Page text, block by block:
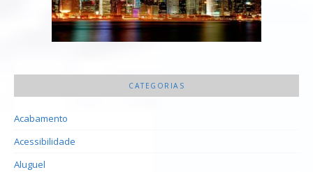
CATEGORIAS
Acabamento
Acessibilidade
Aluguel